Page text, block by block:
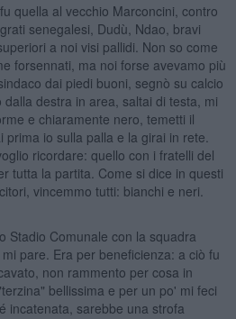
quella al vecchio Marconcini, contro
senegalesi, Dudù, Ndao, bravi
a noi visi pallidi. Non so come
forsennati, ma noi forse avevamo più
dai piedi buoni, segnò su calcio
destra in area, saltai di testa, mi
e chiaramente nero, temetti il
io sulla palla e la girai in rete.
ricordare: quello con i fratelli del
tutta la partita. Come si dice in questi
vincemmo tutti: bianchi e neri.
Stadio Comunale con la squadra
pare. Era per beneficienza: a ciò fu
non rammento per cosa in
bellissima e per un po' mi feci
incatenata, sarebbe una strofa